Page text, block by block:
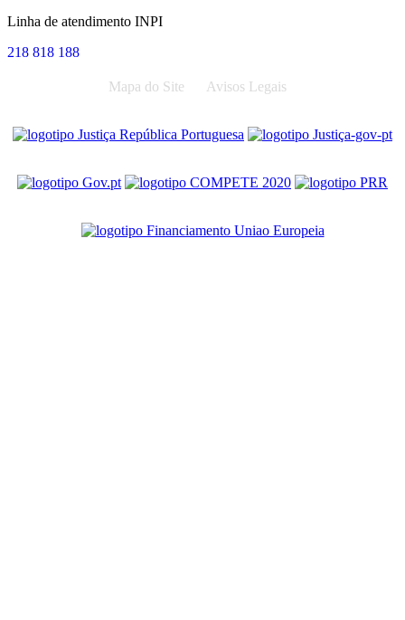
Linha de atendimento INPI
218 818 188
Mapa do Site Avisos Legais